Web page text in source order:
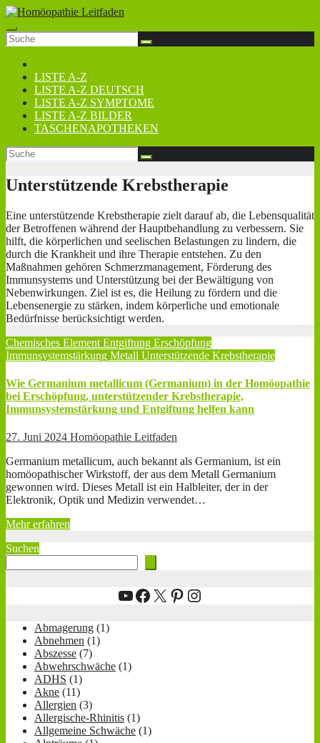
Zum
Inhalt
springen
LISTE A-Z
LISTE A-Z DEUTSCH
LISTE A-Z SYMPTOME
LISTE A-Z BILDER
TASCHENAPOTHEKEN
Unterstützende Krebstherapie
Eine unterstützende Krebstherapie zielt darauf ab, die Lebensqualität
der Betroffenen während der Hauptbehandlung zu verbessern. Sie
hilft, die körperlichen und seelischen Belastungen zu lindern, die
durch die Krankheit und ihre Therapie entstehen. Zu den
Maßnahmen gehören Schmerzmanagement, Förderung des
Immunsystems und Unterstützung bei der Bewältigung von
Nebenwirkungen. Ziel ist es, die Heilung zu fördern und die
Lebensenergie zu stärken, indem körperliche und emotionale
Bedürfnisse berücksichtigt werden.
Chemisches Element Entgiftung Erschöpfung
Immunsystemstärkung Metall Unterstützende Krebstherapie
Wie Germanium metallicum (Germanium) in der Homöopathie
bei Erschöpfung, unterstützender Krebstherapie,
Immunsystemstärkung und Entgiftung helfen kann
27. Juni 2024 Homöopathie Leitfaden
Germanium metallicum, auch bekannt als Germanium, ist ein
homöopathischer Wirkstoff, der aus dem Metall Germanium
gewonnen wird. Dieses Metall ist ein Halbleiter, der in der
Elektronik, Optik und Medizin verwendet…
Mehr erfahren
Suchen
YouTube
Facebook
X Pinterest
Instagram
Abmagerung (1)
Abnehmen (1)
Abszesse (7)
Abwehrschwäche (1)
ADHS (1)
Akne (11)
Allergien (3)
Allergische-Rhinitis (1)
Allgemeine Schwäche (1)